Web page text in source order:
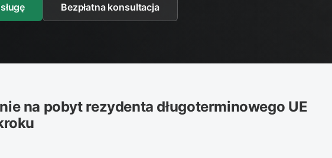
Bezpłatna konsultacja
na pobyt rezydenta długoterminowego UE